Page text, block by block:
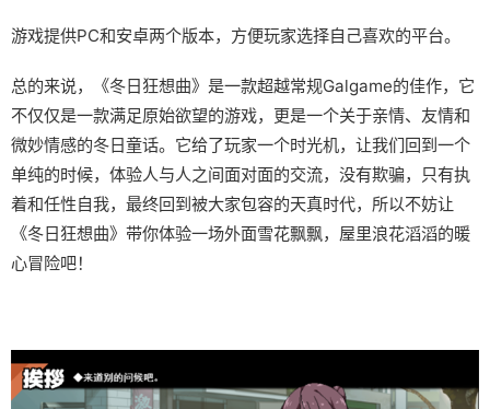
游戏提供PC和安卓两个版本，方便玩家选择自己喜欢的平台。
总的来说，《冬日狂想曲》是一款​​超越常规Galgame的佳作​​，它
不仅仅是一款满足原始欲望的游戏，更是一个关于亲情、友情和
微妙情感的冬日童话。它给了玩家一个时光机，让我们回到一个
单纯的时候，体验人与人之间面对面的交流，没有欺骗，只有执
着和任性自我，最终回到被大家包容的天真时代，所以不妨让
《冬日狂想曲》带你体验一场​​外面雪花飘飘，屋里浪花滔滔​​的暖
心冒险吧！